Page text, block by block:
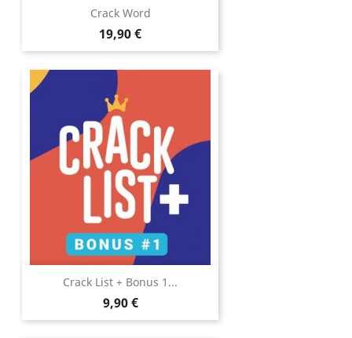
Crack Word
Prix
19,90 €
Crack List + Bonus 1...
Prix
9,90 €